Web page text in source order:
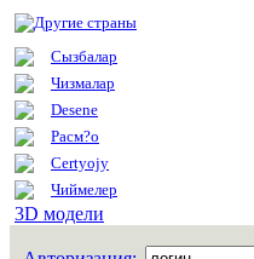
Другие страны
Сызбалар
Чизмалар
Desene
Расм?о
Certyojy
Чиймелер
3D модели